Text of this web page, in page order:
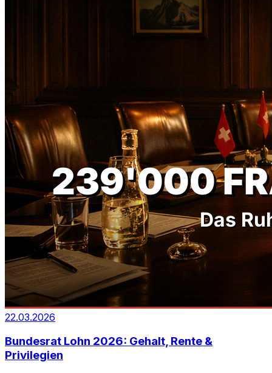
22.03.2026
Bundesrat Lohn 2026: Gehalt, Rente &
Privilegien